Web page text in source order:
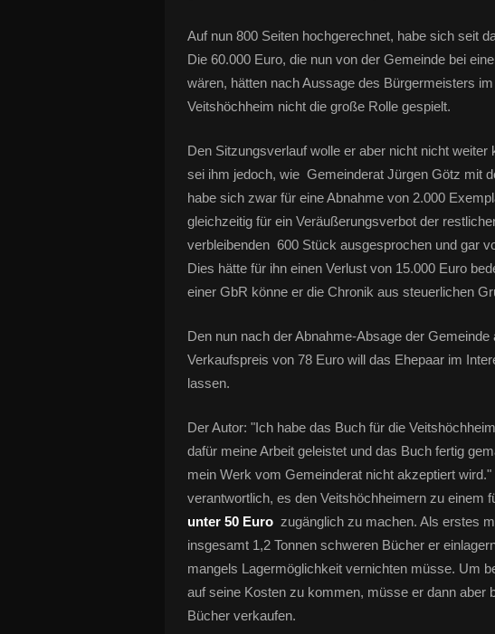
Auf nun 800 Seiten hochgerechnet, habe sich seit
Die 60.000 Euro, die nun von der Gemeinde bei
wären, hätten nach Aussage des Bürgermeisters
Veitshöchheim nicht die große Rolle gespielt.
Den Sitzungsverlauf wolle er aber nicht nicht
sei ihm jedoch, wie Gemeinderat Jürgen Götz mit
habe sich zwar für eine Abnahme von 2.000
gleichzeitig für ein Veräußerungsverbot der
verbleibenden 600 Stück ausgesprochen und gar
Dies hätte für ihn einen Verlust von 15.000 Euro
einer GbR könne er die Chronik aus steuerlichen
Den nun nach der Abnahme-Absage der
Verkaufspreis von 78 Euro will das Ehepaar im
lassen.
Der Autor: "Ich habe das Buch für die
dafür meine Arbeit geleistet und das Buch fertig
mein Werk vom Gemeinderat nicht akzeptiert
verantwortlich, es den Veitshöchheimern zu einem
unter 50 Euro zugänglich zu machen. Als erstes
insgesamt 1,2 Tonnen schweren Bücher er
mangels Lagermöglichkeit vernichten müsse. Um
auf seine Kosten zu kommen, müsse er dann aber
Bücher verkaufen.